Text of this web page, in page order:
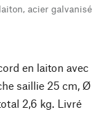
acier galvanisé
en laiton avec
saillie 25 cm, Ø
2,6 kg. Livré